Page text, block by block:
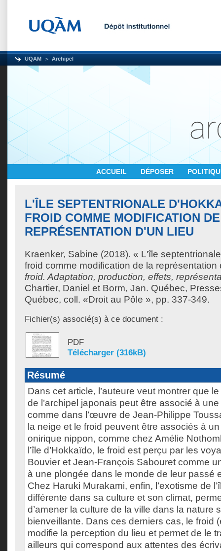
UQAM Archipel
ACCUEIL DÉPOSER
L'ÎLE SEPTENTRIONALE
FROID COMME MODIFICATION
REPRÉSENTATION D'UN LIEU
Kraenker, Sabine (2018). « L'île
froid comme modification de la
froid. Adaptation, production, effets,
Chartier, Daniel et Borm, Jan. Québec,
Québec, coll. «Droit au Pôle », pp. 337-349.
Fichier(s) associé(s) à ce document :
PDF
Télécharger (316kB)
Résumé
Dans cet article, l’auteure veut montrer que
de l’archipel japonais peut être associé à une
comme dans l’œuvre de Jean-Philippe
la neige et le froid peuvent être associés à
onirique nippon, comme chez Amélie
l’île d’Hokkaïdo, le froid est perçu par les
Bouvier et Jean-François Sabouret comme
à une plongée dans le monde de leur passé
Chez Haruki Murakami, enfin, l’exotisme de
différente dans sa culture et son climat,
d’amener la culture de la ville dans la nature
bienveillante. Dans ces derniers cas, le froid
modifie la perception du lieu et permet de le
ailleurs qui correspond aux attentes des